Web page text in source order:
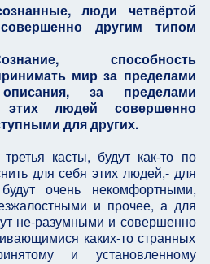
люди четвёртой
другим типом
способность
мир за пределами
за пределами
этих людей совершенно
для других.
касты, будут как-то по
для себя этих людей,- для
очень некомфортными,
и прочее, а для
не-разумными и совершенно
каких-то странных
и установленному